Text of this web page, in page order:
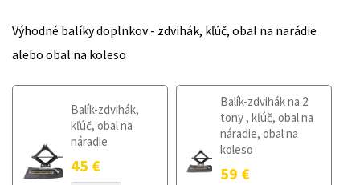
Výhodné balíky doplnkov - zdvihák, kľúč, obal na narádie
alebo obal na koleso
Balík-zdvihák,
kľúč, obal na
náradie
45 €
Balík-zdvihák na 2
tony , kľúč, obal na
náradie, obal na
koleso
59 €